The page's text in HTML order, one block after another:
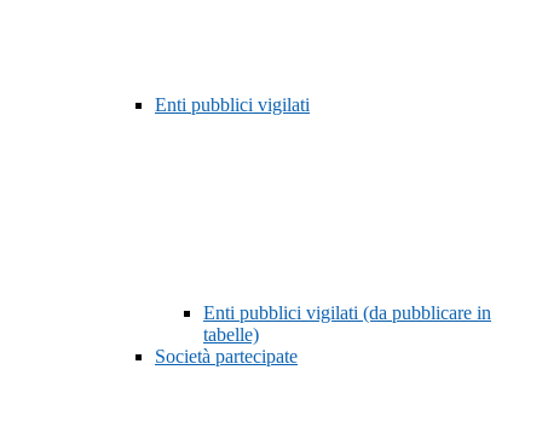
Enti pubblici vigilati
Enti pubblici vigilati (da pubblicare in
tabelle)
Società partecipate